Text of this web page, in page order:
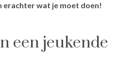
erachter wat je moet doen!
een jeukende